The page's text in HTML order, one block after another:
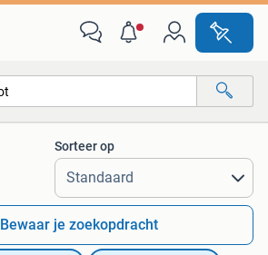
Alle afstanden…
Sorteer op
Bewaar je zoekopdracht